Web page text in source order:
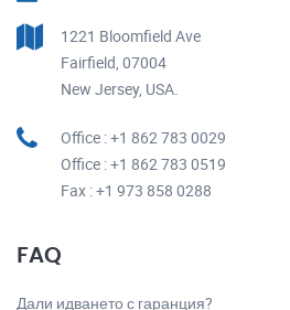
1221 Bloomfield Ave
Fairfield, 07004
New Jersey, USA.
Office : +1 862 783 0029
Office : +1 862 783 0519
Fax : +1 973 858 0288
FAQ
Дали идването с гаранция?